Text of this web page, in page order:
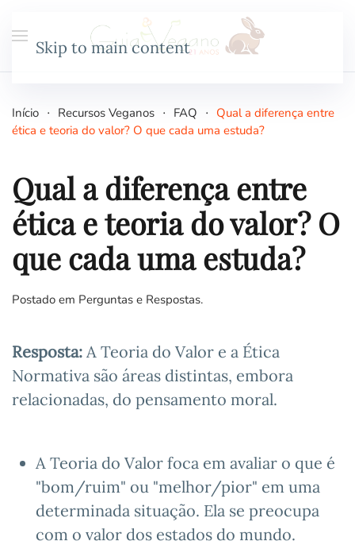
Skip to main content
Início Recursos Veganos FAQ
Qual a diferença entre
ética e teoria do valor? O que cada uma estuda?
Qual a diferença entre
ética e teoria do valor? O
que cada uma estuda?
Postado em Perguntas e Respostas.
Resposta: A Teoria do Valor e a Ética
Normativa são áreas distintas, embora
relacionadas, do pensamento moral.
A Teoria do Valor foca em avaliar o que é
"bom/ruim" ou "melhor/pior" em uma
determinada situação. Ela se preocupa
com o valor dos estados do mundo.